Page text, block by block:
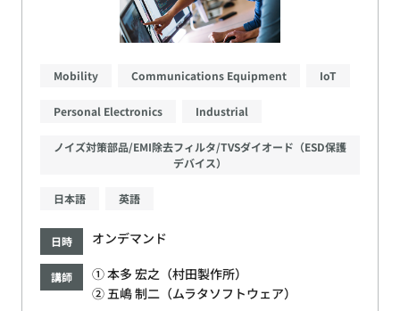
Mobility Communications Equipment IoT
Personal Electronics Industrial
ノイズ対策部品/EMI除去フィルタ/TVSダイオード（ESD保護
デバイス）
日本語 英語
日時 オンデマンド
講師
① 本多 宏之（村田製作所）
② 五嶋 制二（ムラタソフトウェア）